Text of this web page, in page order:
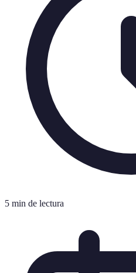
5 min de lectura